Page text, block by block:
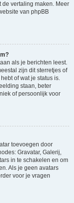
de vertaling maken. Meer
van phpBB
als je berichten leest.
zijn dit sterretjes of
of wat je status is.
staan, beter
of persoonlijk voor
toevoegen door
Gravatar, Galerij,
in te schakelen en om
Als je geen avatars
voor je vragen